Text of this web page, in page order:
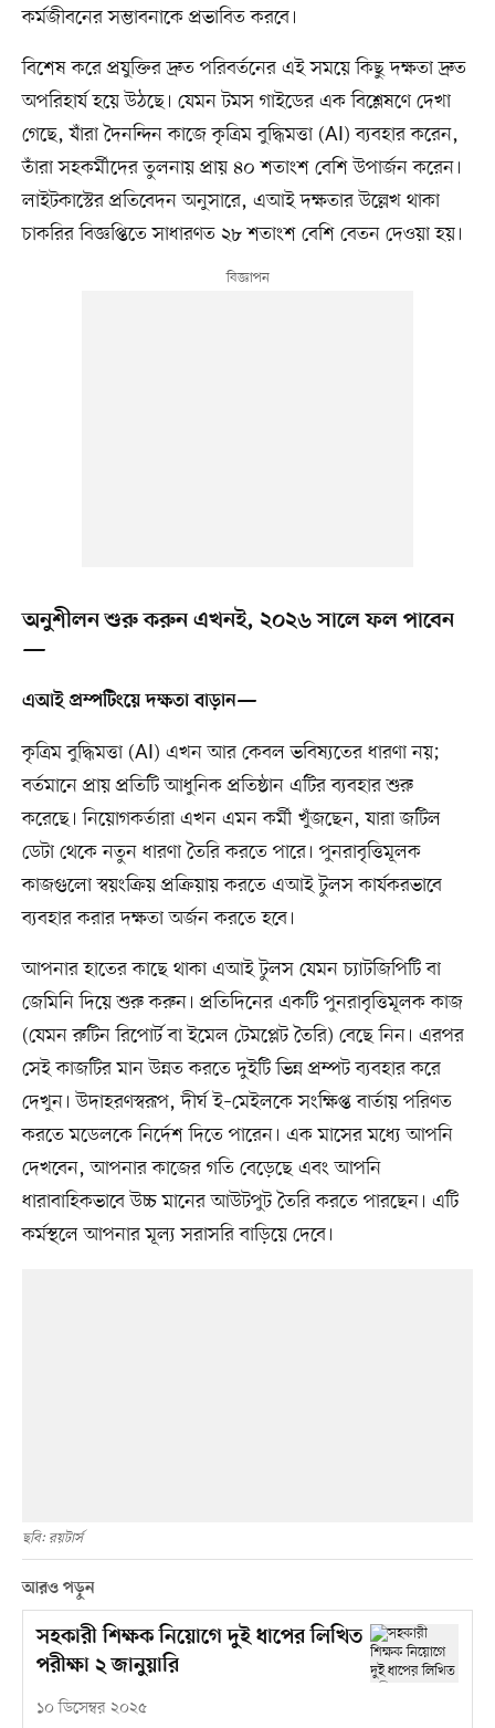
কর্মজীবনের সম্ভাবনাকে প্রভাবিত করবে।
বিশেষ করে প্রযুক্তির দ্রুত পরিবর্তনের এই সময়ে কিছু দক্ষতা দ্রুত
অপরিহার্য হয়ে উঠছে। যেমন টমস গাইডের এক বিশ্লেষণে দেখা
গেছে, যাঁরা দৈনন্দিন কাজে কৃত্রিম বুদ্ধিমত্তা (AI) ব্যবহার করেন,
তাঁরা সহকর্মীদের তুলনায় প্রায় ৪০ শতাংশ বেশি উপার্জন করেন।
লাইটকাস্টের প্রতিবেদন অনুসারে, এআই দক্ষতার উল্লেখ থাকা
চাকরির বিজ্ঞপ্তিতে সাধারণত ২৮ শতাংশ বেশি বেতন দেওয়া হয়।
অনুশীলন শুরু করুন এখনই, ২০২৬ সালে ফল পাবেন
—
এআই প্রম্পটিংয়ে দক্ষতা বাড়ান—
কৃত্রিম বুদ্ধিমত্তা (AI) এখন আর কেবল ভবিষ্যতের ধারণা নয়;
বর্তমানে প্রায় প্রতিটি আধুনিক প্রতিষ্ঠান এটির ব্যবহার শুরু
করেছে। নিয়োগকর্তারা এখন এমন কর্মী খুঁজছেন, যারা জটিল
ডেটা থেকে নতুন ধারণা তৈরি করতে পারে। পুনরাবৃত্তিমূলক
কাজগুলো স্বয়ংক্রিয় প্রক্রিয়ায় করতে এআই টুলস কার্যকরভাবে
ব্যবহার করার দক্ষতা অর্জন করতে হবে।
আপনার হাতের কাছে থাকা এআই টুলস যেমন চ্যাটজিপিটি বা
জেমিনি দিয়ে শুরু করুন। প্রতিদিনের একটি পুনরাবৃত্তিমূলক কাজ
(যেমন রুটিন রিপোর্ট বা ইমেল টেমপ্লেট তৈরি) বেছে নিন। এরপর
সেই কাজটির মান উন্নত করতে দুইটি ভিন্ন প্রম্পট ব্যবহার করে
দেখুন। উদাহরণস্বরূপ, দীর্ঘ ই–মেইলকে সংক্ষিপ্ত বার্তায় পরিণত
করতে মডেলকে নির্দেশ দিতে পারেন। এক মাসের মধ্যে আপনি
দেখবেন, আপনার কাজের গতি বেড়েছে এবং আপনি
ধারাবাহিকভাবে উচ্চ মানের আউটপুট তৈরি করতে পারছেন। এটি
কর্মস্থলে আপনার মূল্য সরাসরি বাড়িয়ে দেবে।
ছবি: রয়টার্স
আরও পড়ুন
সহকারী শিক্ষক নিয়োগে দুই ধাপের লিখিত
পরীক্ষা ২ জানুয়ারি
১০ ডিসেম্বর ২০২৫